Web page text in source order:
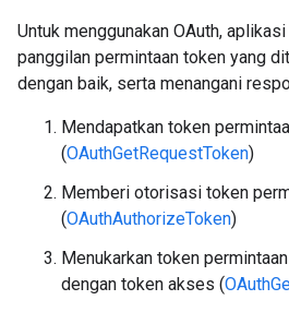
Untuk menggunakan OAuth,
panggilan permintaan token yang
dengan baik, serta menangani
Mendapatkan token
(OAuthGetRequestToken)
Memberi otorisasi token
(OAuthAuthorizeToken)
Menukarkan token
dengan token akses (